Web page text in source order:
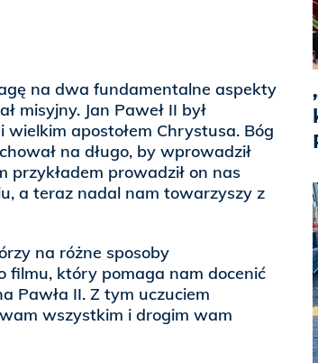
na dwa fundamentalne aspekty
misyjny. Jan Paweł II był
wielkim apostołem Chrystusa. Bóg
na długo, by wprowadził
przykładem prowadził on nas
a teraz nadal nam towarzyszy z
na różne sposoby
filmu, który pomaga nam docenić
Pawła II. Z tym uczuciem
wszystkim i drogim wam